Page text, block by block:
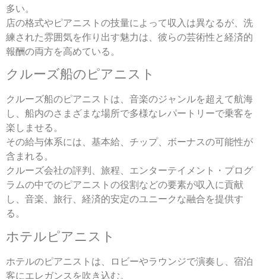
多い。
店の格式やピアニストの技量によって収入は異なるが、洗
練された雰囲気を作り出す魅力は、彼らの芸術性と経済的
報酬の両方を高めている。
クルーズ船のピアニスト
クルーズ船のピアニストは、音楽のジャンルを超えて航海
し、船内のさまざまな場所で多様なレパートリーで乗客を
楽しませる。
その給与体系には、基本給、チップ、ボーナスの可能性が
含まれる。
クルーズ会社の評判、旅程、エンターテイメント・プログ
ラムの中でのピアニストの役割などの要素が収入に貢献
し、音楽、旅行、経済的安定のユニークな融合を提供す
る。
ホテルピアニスト
ホテルのピアニストは、ロビーやラウンジで演奏し、宿泊
客にエレガンスを吹き込む。